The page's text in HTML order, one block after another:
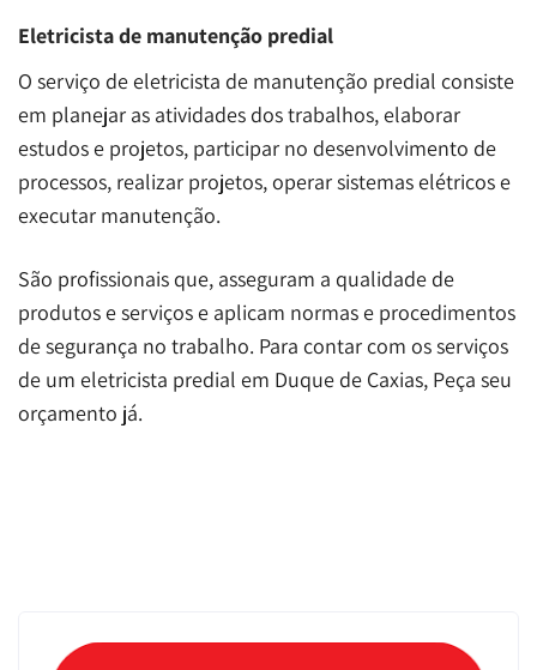
Eletricista de manutenção predial
O serviço de eletricista de manutenção predial consiste
em planejar as atividades dos trabalhos, elaborar
estudos e projetos, participar no desenvolvimento de
processos, realizar projetos, operar sistemas elétricos e
executar manutenção.
São profissionais que, asseguram a qualidade de
produtos e serviços e aplicam normas e procedimentos
de segurança no trabalho. Para contar com os serviços
de um eletricista predial em Duque de Caxias, Peça seu
orçamento já.